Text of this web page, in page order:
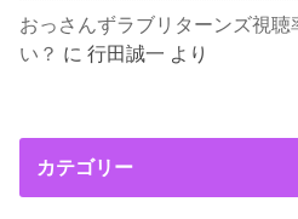
おっさんずラブリターンズ視
い？ に行田誠一 より
カテゴリー